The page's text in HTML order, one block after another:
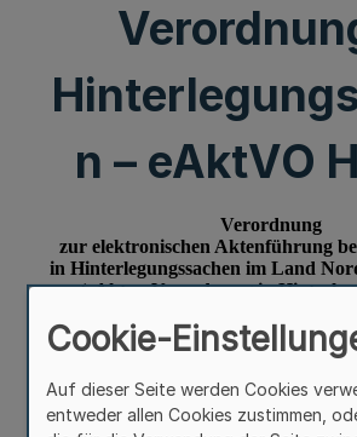
n – eAktVO
Cookie-
Auf dieser Seite werden Cookies
entweder allen Cookies zustimmen,